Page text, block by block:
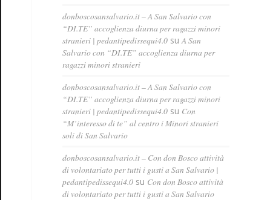
donboscosansalvario.it – A San Salvario con
“DI.TE” accoglienza diurna per ragazzi minori
stranieri | pedantipedissequi4.0 suA San
Salvario con “DI.TE” accoglienza diurna per
ragazzi minori stranieri
donboscosansalvario.it – A San Salvario con
“DI.TE” accoglienza diurna per ragazzi minori
stranieri | pedantipedissequi4.0 su Con
“M’interesso di te” al centro i Minori stranieri
soli di San Salvario
donboscosansalvario.it – Con don Bosco attività
di volontariato per tutti i gusti a San Salvario |
pedantipedissequi4.0 su Con don Bosco attività
di volontariato per tutti i gusti a San Salvario